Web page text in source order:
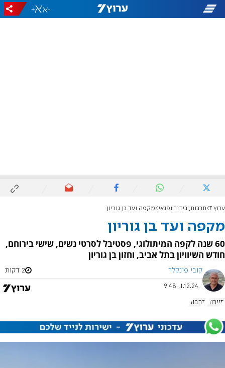
-
+
ערוץ 7 תרבות, בידור ופנאי מקפה ועד בן גוריון
מקפה ועד בן גוריון
60 שנה לקפה המיתולוגי, פסטיבל לסרטי נשים, שישי בירוחם,
חודש השיוויון בתל אביב, וחזון בן גוריון
קובי פינקלר 2 דקות
1.12.24, 9:48
תיירות תרבות